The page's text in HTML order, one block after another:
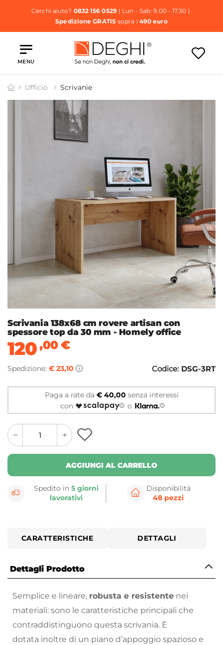
Cerchi aiuto? 0832 156 0529| Lun - Sab: 9.00 - 17.30 |
Spedizione GRATISsopra i 490 euro
MENU
Ufficio Scrivanie
Scrivania 138x68 cm rovere artisan con
spessore top da 30 mm - Homely office
120,00€
Spedizione: € 23,10 Codice: DSG-3RT
Paga a rate da € 40,00 senza interessi
con
o
quantity
button
quantity
minus
button
AGGIUNGI AL CARRELLO
Spedito in5 giorni
lavorativi
Disponibilità
48 pezzi
CARATTERISTICHE DETTAGLI
Dettagli Prodotto
Semplice e lineare, robusta e resistente nei
materiali: sono le caratteristiche principali che
contraddistinguono questa scrivania. È
dotata inoltre di un piano d’appoggio spazioso e